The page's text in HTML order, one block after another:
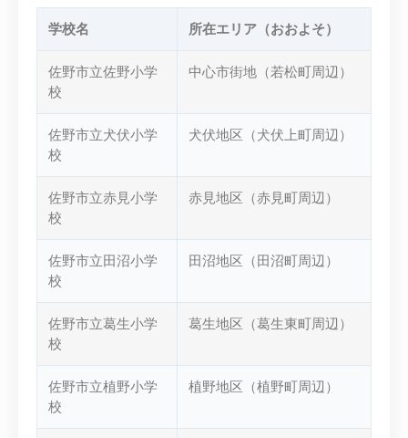
学校名 所在エリア（おおよそ）
佐野市立佐野小学
校
中心市街地（若松町周辺）
佐野市立犬伏小学
校
犬伏地区（犬伏上町周辺）
佐野市立赤見小学
校
赤見地区（赤見町周辺）
佐野市立田沼小学
校
田沼地区（田沼町周辺）
佐野市立葛生小学
校
葛生地区（葛生東町周辺）
佐野市立植野小学
校
植野地区（植野町周辺）